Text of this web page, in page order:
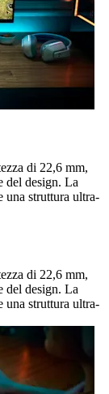
di 22,6 mm,
del design. La
una struttura ultra-
di 22,6 mm,
design. La
una struttura ultra-